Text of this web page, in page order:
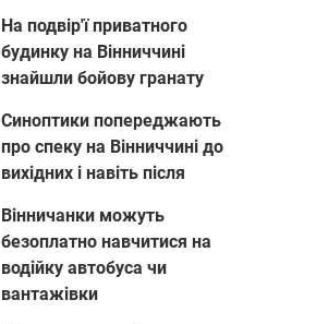
На подвір'ї приватного
будинку на Вінниччині
знайшли бойову гранату
Синоптики попереджають
про спеку на Вінниччині до
вихідних і навіть після
Вінничанки можуть
безоплатно навчитися на
водійку автобуса чи
вантажівки